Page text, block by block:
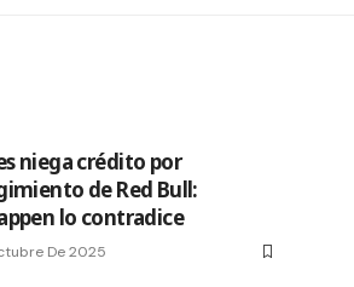
niega crédito por
de Red Bull:
lo contradice
De 2025